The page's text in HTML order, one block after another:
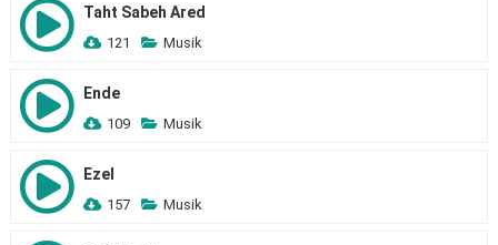
Taht Sabeh Ared
121 Musik
Ende
109 Musik
Ezel
157 Musik